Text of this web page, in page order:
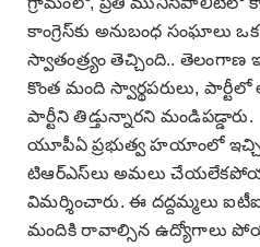
కాంగ్రెస్‌కు అనుబంధ సంఘాలు
స్వాతంత్ర్యం తెచ్చింది.. తెలంగాణ
కొంత మంది స్వార్థపరులు, పార్టీలో
పార్టీని తిడ్తున్నారని మండిపడ్డారు.
యూపీఏ ప్రభుత్వ హయాంలో
టిఆర్ఎస్‌లు అమలు
విమర్శించారు. ఈ దద్దమ్మలు
మందికి రావాల్సిన ఉద్యోగాలు